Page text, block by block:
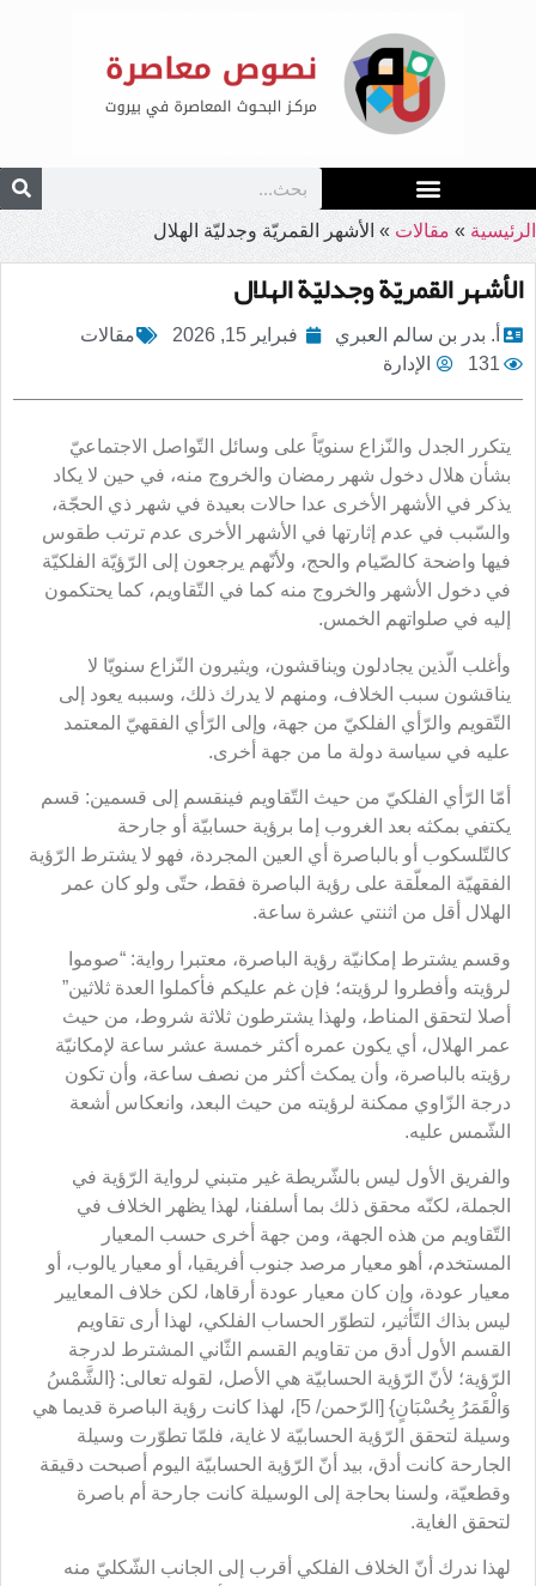
الرئيسية » مقالات » الأشهر القمريّة وجدليّة الهلال
الأشهر القمريّة وجدليّة الهلال
أ. بدر بن سالم العبري فبراير 15, 2026
مقالات
131
الإدارة
يتكرر الجدل والنّزاع سنويّاً على وسائل التّواصل الاجتماعيّ
بشأن هلال دخول شهر رمضان والخروج منه، في حين لا يكاد
يذكر في الأشهر الأخرى عدا حالات بعيدة في شهر ذي الحجّة،
والسّبب في عدم إثارتها في الأشهر الأخرى عدم ترتب طقوس
فيها واضحة كالصّيام والحج، ولأنّهم يرجعون إلى الرّؤيّة الفلكيّة
في دخول الأشهر والخروج منه كما في التّقاويم، كما يحتكمون
إليه في صلواتهم الخمس.
وأغلب الّذين يجادلون ويناقشون، ويثيرون النّزاع سنويّا لا
يناقشون سبب الخلاف، ومنهم لا يدرك ذلك، وسببه يعود إلى
التّقويم والرّأي الفلكيّ من جهة، وإلى الرّأي الفقهيّ المعتمد
عليه في سياسة دولة ما من جهة أخرى.
أمّا الرّأي الفلكيّ من حيث التّقاويم فينقسم إلى قسمين: قسم
يكتفي بمكثه بعد الغروب إما برؤية حسابيّة أو جارحة
كالتّلسكوب أو بالباصرة أي العين المجردة، فهو لا يشترط الرّؤية
الفقهيّة المعلّقة على رؤية الباصرة فقط، حتّى ولو كان عمر
الهلال أقل من اثنتي عشرة ساعة.
وقسم يشترط إمكانيّة رؤية الباصرة، معتبرا رواية: “صوموا
لرؤيته وأفطروا لرؤيته؛ فإن غم عليكم فأكملوا العدة ثلاثين”
أصلا لتحقق المناط، ولهذا يشترطون ثلاثة شروط، من حيث
عمر الهلال، أي يكون عمره أكثر خمسة عشر ساعة لإمكانيّة
رؤيته بالباصرة، وأن يمكث أكثر من نصف ساعة، وأن تكون
درجة الزّاوي ممكنة لرؤيته من حيث البعد، وانعكاس أشعة
الشّمس عليه.
والفريق الأول ليس بالشّريطة غير متبني لرواية الرّؤية في
الجملة، لكنّه محقق ذلك بما أسلفنا، لهذا يظهر الخلاف في
التّقاويم من هذه الجهة، ومن جهة أخرى حسب المعيار
المستخدم، أهو معيار مرصد جنوب أفريقيا، أو معيار يالوب، أو
معيار عودة، وإن كان معيار عودة أرقاها، لكن خلاف المعايير
ليس بذاك التّأثير، لتطوّر الحساب الفلكي، لهذا أرى تقاويم
القسم الأول أدق من تقاويم القسم الثّاني المشترط لدرجة
الرّؤية؛ لأنّ الرّؤية الحسابيّة هي الأصل، لقوله تعالى: {الشَّمْسُ
وَالْقَمَرُ بِحُسْبَانٍ} [الرّحمن/ 5]، لهذا كانت رؤية الباصرة قديما هي
وسيلة لتحقق الرّؤية الحسابيّة لا غاية، فلمّا تطوّرت وسيلة
الجارحة كانت أدق، بيد أنّ الرّؤية الحسابيّة اليوم أصبحت دقيقة
وقطعيّة، ولسنا بحاجة إلى الوسيلة كانت جارحة أم باصرة
لتحقق الغاية.
لهذا ندرك أنّ الخلاف الفلكي أقرب إلى الجانب الشّكليّ منه